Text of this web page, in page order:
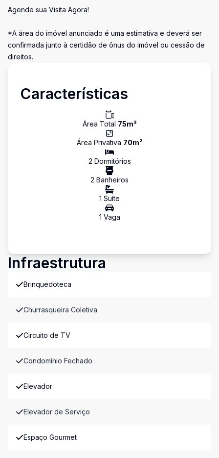
Agende sua Visita Agora!
*A área do imóvel anunciado é uma estimativa e deverá ser
confirmada junto à certidão de ônus do imóvel ou cessão de
direitos.
Características
Área Total 75m²
Área Privativa 70m²
2 Dormitórios
2 Banheiros
1 Suíte
1 Vaga
Infraestrutura
Brinquedoteca
Churrasqueira Coletiva
Circuito de TV
Condomínio Fechado
Elevador
Elevador de Serviço
Espaço Gourmet